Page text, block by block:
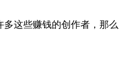
这些赚钱的创作者，那么